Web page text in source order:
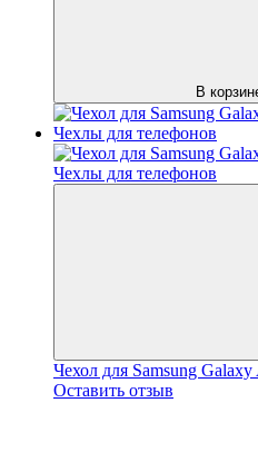
В
Чехол для Samsung
Оставить отзыв